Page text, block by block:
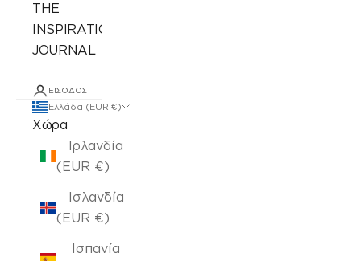
THE
INSPIRATION
JOURNAL
ΕΊΣΟΔΟΣ
Ελλάδα (EUR €)
Χώρα
Ιρλανδία
(EUR €)
Ισλανδία
(EUR €)
Ισπανία